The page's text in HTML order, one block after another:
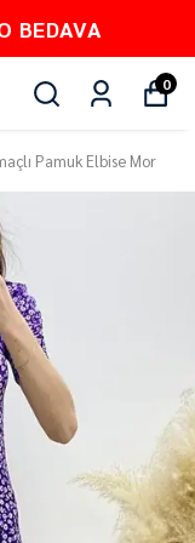
BEDAVA
0
Pamuk Elbise Mor